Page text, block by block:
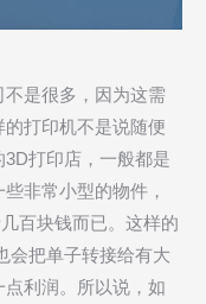
是很多，因为这需
打印机不是说随便
打印店，一般都是
非常小型的物件，
百块钱而已。这样的
会把单子转接给有大
利润。所以说，如